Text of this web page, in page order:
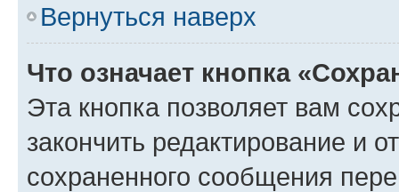
Вернуться наверх
Что означает кнопка
Эта кнопка позволяет вам
закончить редактирование и
сохраненного сообщения